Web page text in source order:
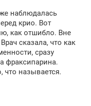
наблюдалась
крио. Вот
как отшибло. Вне
сказала, что как
сразу
фраксипарина.
что называется.